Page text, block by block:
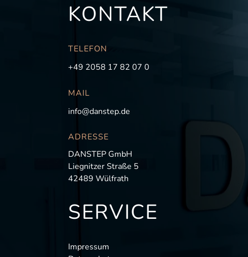
KONTAKT
TELEFON
+49 2058 17 82 07 0
MAIL
info@danstep.de
ADRESSE
DANSTEP GmbH
Liegnitzer Straße 5
42489 Wülfrath
SERVICE
Impressum